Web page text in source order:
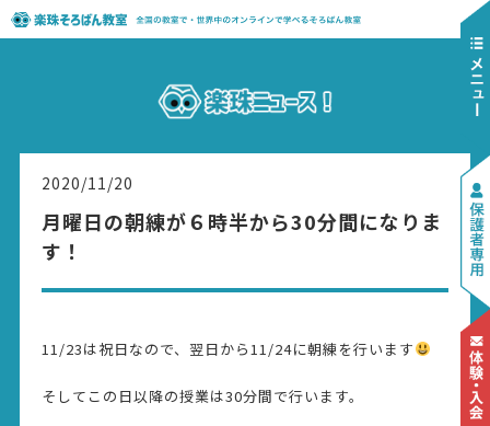
2020/11/20
月曜日の朝練が６時半から30分間になりま
す！
11/23は祝日なので、翌日から11/24に朝練を行います
そしてこの日以降の授業は30分間で行います。